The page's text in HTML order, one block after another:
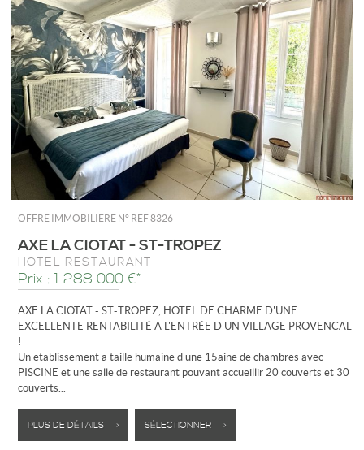
OFFRE IMMOBILIÈRE N° REF 8326
AXE LA CIOTAT - ST-TROPEZ
HÔTEL RESTAURANT
Prix : 1 288 000 €*
AXE LA CIOTAT - ST-TROPEZ, HOTEL DE CHARME D'UNE
EXCELLENTE RENTABILITÉ A L'ENTRÉE D'UN VILLAGE PROVENCAL
!
Un établissement à taille humaine d'une 15aine de chambres avec
PISCINE et une salle de restaurant pouvant accueillir 20 couverts et 30
couverts...
PLUS DE DÉTAILS > SÉLECTIONNER >